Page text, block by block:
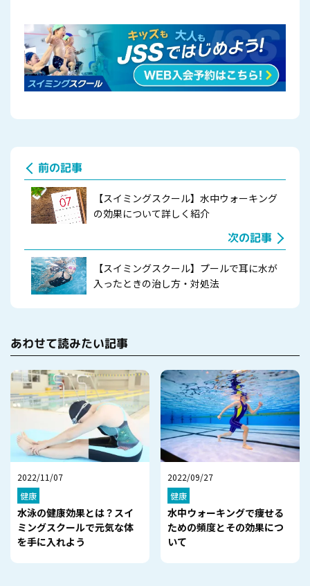
前の記事
【スイミングスクール】水中ウォーキング
の効果について詳しく紹介
次の記事
【スイミングスクール】プールで耳に水が
入ったときの治し方・対処法
あわせて読みたい記事
2022/11/07
健康
水泳の健康効果とは？スイ
ミングスクールで元気な体
を手に入れよう
2022/09/27
健康
水中ウォーキングで痩せる
ための頻度とその効果につ
いて